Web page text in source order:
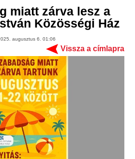
miatt zárva lesz a
Közösségi Ház
augusztus 6. 01:06
Vissza a címlapra